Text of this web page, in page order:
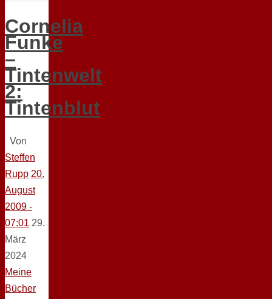
Cornelia
Funke
–
Tintenwelt
2:
Tintenblut
Von
Steffen
Rupp 20.
August
2009 -
07:01 29.
März
2024
Meine
Bücher